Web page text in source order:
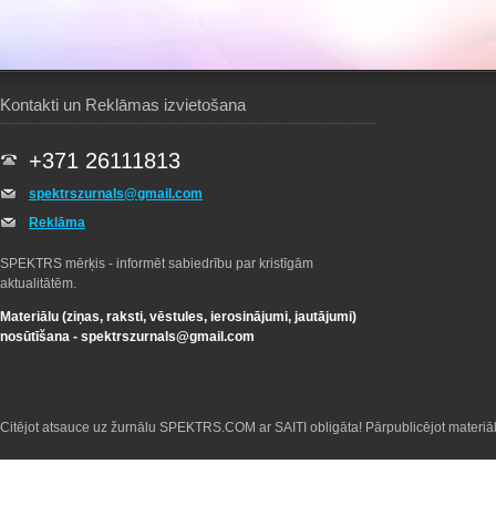
Kontakti un Reklāmas izvietošana
+371 26111813
spektrszurnals@gmail.com
Reklāma
SPEKTRS mērķis - informēt sabiedrību par kristīgām
aktualitātēm.
Materiālu (ziņas, raksti, vēstules, ierosinājumi, jautājumi)
nosūtīšana - spektrszurnals@gmail.com
Citējot atsauce uz žurnālu SPEKTRS.COM ar SAITI obligāta! Pārpublicējot